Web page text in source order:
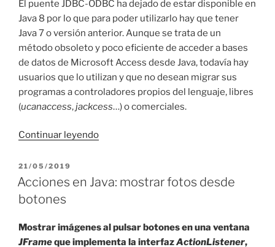
El puente JDBC-ODBC ha dejado de estar disponible en
Java 8 por lo que para poder utilizarlo hay que tener
Java 7 o versión anterior. Aunque se trata de un
método obsoleto y poco eficiente de acceder a bases
de datos de Microsoft Access desde Java, todavía hay
usuarios que lo utilizan y que no desean migrar sus
programas a controladores propios del lenguaje, libres
(ucanaccess,jackcess…) o comerciales.
Continuar leyendo«Access
con
de
PUBLICADO
EL
21/05/2019
Acciones en Java: mostrar fotos desde
botones
Mostrar imágenes al pulsar botones en una ventana
JFrameque implementa la interfazActionListener,